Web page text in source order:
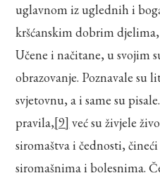
uglavnom iz uglednih i
kršćanskim dobrim
Učene i načitane, u svojim
obrazovanje. Poznavale su
svjetovnu, a i same su
pravila,[9] već su živjele
siromaštva i čednosti,
siromašnima i bolesnima.